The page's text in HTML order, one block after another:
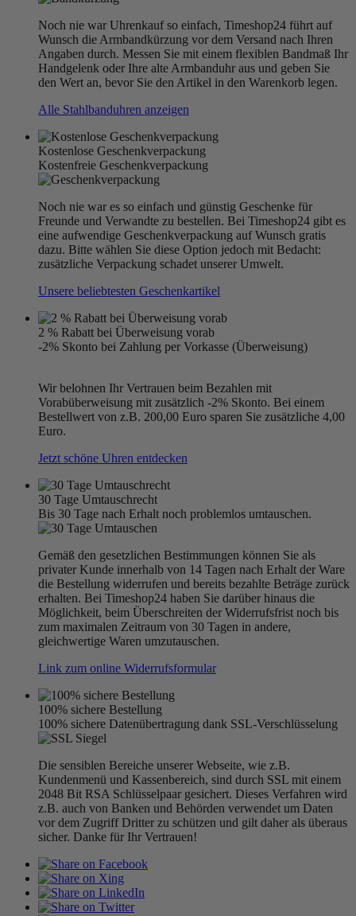
Noch nie war Uhrenkauf so einfach, Timeshop24 führt auf
Wunsch die Armbandkürzung vor dem Versand nach Ihren
Angaben durch. Messen Sie mit einem flexiblen Bandmaß Ihr
Handgelenk oder Ihre alte Armbanduhr aus und geben Sie
den Wert an, bevor Sie den Artikel in den Warenkorb legen.
Alle Stahlbanduhren anzeigen
Kostenlose Geschenkverpackung
Kostenfreie Geschenkverpackung
Noch nie war es so einfach und günstig Geschenke für
Freunde und Verwandte zu bestellen. Bei Timeshop24 gibt es
eine aufwendige Geschenkverpackung auf Wunsch gratis
dazu. Bitte wählen Sie diese Option jedoch mit Bedacht:
zusätzliche Verpackung schadet unserer Umwelt.
Unsere beliebtesten Geschenkartikel
2 % Rabatt bei Überweisung vorab
-2% Skonto bei Zahlung per Vorkasse (Überweisung)
Wir belohnen Ihr Vertrauen beim Bezahlen mit
Vorabüberweisung mit zusätzlich -2% Skonto. Bei einem
Bestellwert von z.B. 200,00 Euro sparen Sie zusätzliche 4,00
Euro.
Jetzt schöne Uhren entdecken
30 Tage Umtauschrecht
Bis 30 Tage nach Erhalt noch problemlos umtauschen.
Gemäß den gesetzlichen Bestimmungen können Sie als
privater Kunde innerhalb von 14 Tagen nach Erhalt der Ware
die Bestellung widerrufen und bereits bezahlte Beträge zurück
erhalten. Bei Timeshop24 haben Sie darüber hinaus die
Möglichkeit, beim Überschreiten der Widerrufsfrist noch bis
zum maximalen Zeitraum von 30 Tagen in andere,
gleichwertige Waren umzutauschen.
Link zum online Widerrufsformular
100% sichere Bestellung
100% sichere Datenübertragung dank SSL-Verschlüsselung
Die sensiblen Bereiche unserer Webseite, wie z.B.
Kundenmenü und Kassenbereich, sind durch SSL mit einem
2048 Bit RSA Schlüsselpaar gesichert. Dieses Verfahren wird
z.B. auch von Banken und Behörden verwendet um Daten
vor dem Zugriff Dritter zu schützen und gilt daher als überaus
sicher. Danke für Ihr Vertrauen!